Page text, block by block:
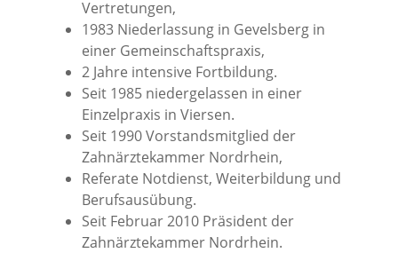
Vertretungen,
1983 Niederlassung in Gevelsberg in
einer Gemeinschaftspraxis,
2 Jahre intensive Fortbildung.
Seit 1985 niedergelassen in einer
Einzelpraxis in Viersen.
Seit 1990 Vorstandsmitglied der
Zahnärztekammer Nordrhein,
Referate Notdienst, Weiterbildung und
Berufsausübung.
Seit Februar 2010 Präsident der
Zahnärztekammer Nordrhein.